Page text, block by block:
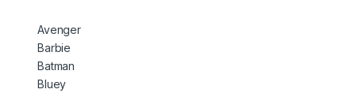
Avenger
Barbie
Batman
Bluey